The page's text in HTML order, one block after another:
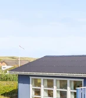
i Blåvand